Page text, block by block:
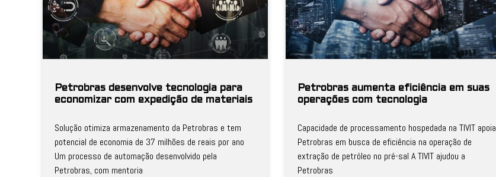
Petrobras desenvolve tecnologia para
economizar com expedição de materiais
Solução otimiza armazenamento da Petrobras e tem
potencial de economia de 37 milhões de reais por ano
Um processo de automação desenvolvido pela
Petrobras, com mentoria
Petrobras aumenta eficiência em suas
operações com tecnologia
Capacidade de processamento hospedada na TIVIT apoia
Petrobras em busca de eficiência na operação de
extração de petróleo no pré-sal A TIVIT ajudou a
Petrobras